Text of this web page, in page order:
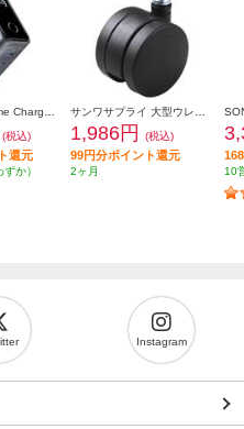
(税込)
還元
か）
1,986円 (税込)
99円分ポイント還元
2ヶ月 10
Instagram